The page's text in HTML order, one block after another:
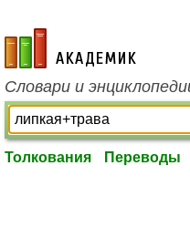
academic.ru
Словари и
Толкования Переводы